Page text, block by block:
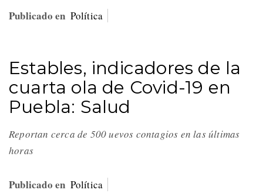
Publicado en Política
Estables, indicadores de la
cuarta ola de Covid-19 en
Puebla: Salud
Reportan cerca de 500 uevos contagios en las últimas
horas
Publicado en Política